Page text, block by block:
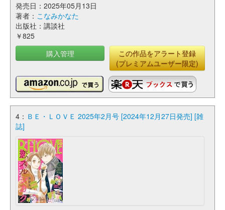
発売日：2025年05月13日
著者： こなみかなた
出版社：講談社
￥825
購入管理
この作品をアラート登録
(プレミアムユーザー限定)
4： ＢＥ・ＬＯＶＥ 2025年2月号 [2024年12月27日発売] [雑
誌]